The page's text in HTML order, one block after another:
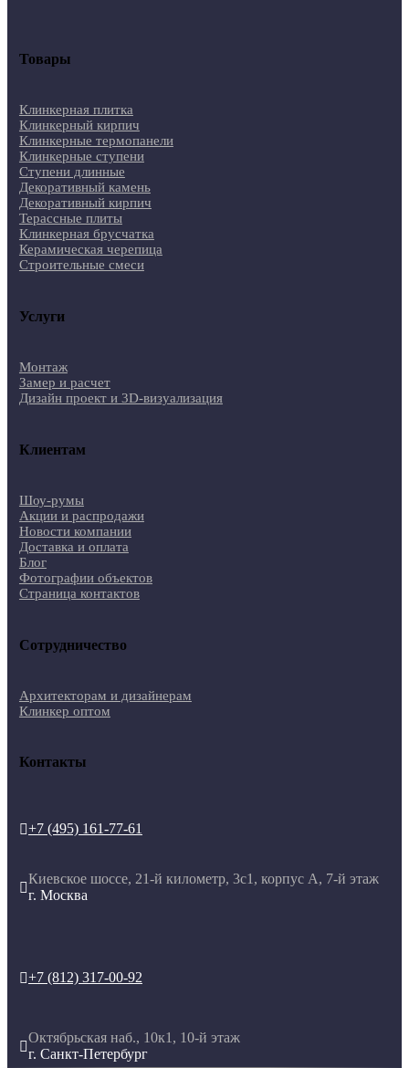
Товары
Клинкерная плитка
Клинкерный кирпич
Клинкерные термопанели
Клинкерные ступени
Ступени длинные
Декоративный камень
Декоративный кирпич
Терассные плиты
Клинкерная брусчатка
Керамическая черепица
Строительные смеси
Услуги
Монтаж
Замер и расчет
Дизайн проект и 3D-визуализация
Клиентам
Шоу-румы
Акции и распродажи
Новости компании
Доставка и оплата
Блог
Фотографии объектов
Страница контактов
Сотрудничество
Архитекторам и дизайнерам
Клинкер оптом
Контакты
+7 (495) 161-77-61

Киевское шоссе, 21-й километр, 3с1, корпус А, 7-й этаж
г. Москва
+7 (812) 317-00-92

Октябрьская наб., 10к1, 10-й этаж
г. Санкт-Петербург